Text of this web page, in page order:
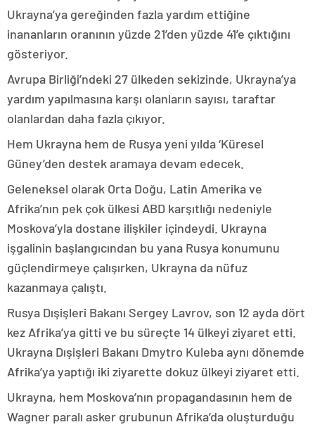
Ukrayna’ya gereğinden fazla yardım ettiğine
inananların oranının yüzde 21’den yüzde 41’e çıktığını
gösteriyor.
Avrupa Birliği’ndeki 27 ülkeden sekizinde, Ukrayna’ya
yardım yapılmasına karşı olanların sayısı, taraftar
olanlardan daha fazla çıkıyor.
Hem Ukrayna hem de Rusya yeni yılda ‘Küresel
Güney’den destek aramaya devam edecek.
Geleneksel olarak Orta Doğu, Latin Amerika ve
Afrika’nın pek çok ülkesi ABD karşıtlığı nedeniyle
Moskova’yla dostane ilişkiler içindeydi. Ukrayna
işgalinin başlangıcından bu yana Rusya konumunu
güçlendirmeye çalışırken, Ukrayna da nüfuz
kazanmaya çalıştı.
Rusya Dışişleri Bakanı Sergey Lavrov, son 12 ayda dört
kez Afrika’ya gitti ve bu süreçte 14 ülkeyi ziyaret etti.
Ukrayna Dışişleri Bakanı Dmytro Kuleba aynı dönemde
Afrika’ya yaptığı iki ziyarette dokuz ülkeyi ziyaret etti.
Ukrayna, hem Moskova’nın propagandasının hem de
Wagner paralı asker grubunun Afrika’da oluşturduğu